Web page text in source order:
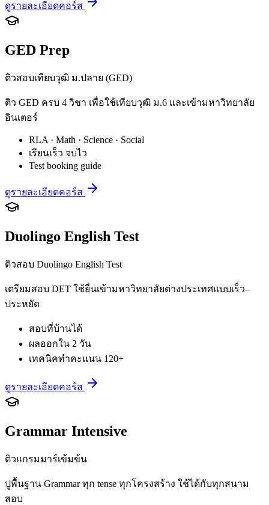
ดูรายละเอียดคอร์ส
GED Prep
ติวสอบเทียบวุฒิ ม.ปลาย (GED)
ติว GED ครบ 4 วิชา เพื่อใช้เทียบวุฒิ ม.6 และเข้ามหาวิทยาลัย
อินเตอร์
RLA · Math · Science · Social
เรียนเร็ว จบไว
Test booking guide
ดูรายละเอียดคอร์ส
Duolingo English Test
ติวสอบ Duolingo English Test
เตรียมสอบ DET ใช้ยื่นเข้ามหาวิทยาลัยต่างประเทศแบบเร็ว–
ประหยัด
สอบที่บ้านได้
ผลออกใน 2 วัน
เทคนิคทำคะแนน 120+
ดูรายละเอียดคอร์ส
Grammar Intensive
ติวแกรมมาร์เข้มข้น
ปูพื้นฐาน Grammar ทุก tense ทุกโครงสร้าง ใช้ได้กับทุกสนาม
สอบ